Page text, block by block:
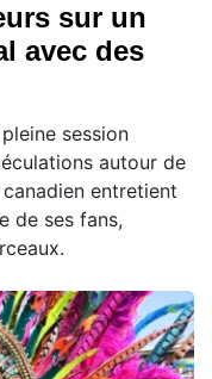
sur un
avec des
session
autour de
entretient
de ses fans,